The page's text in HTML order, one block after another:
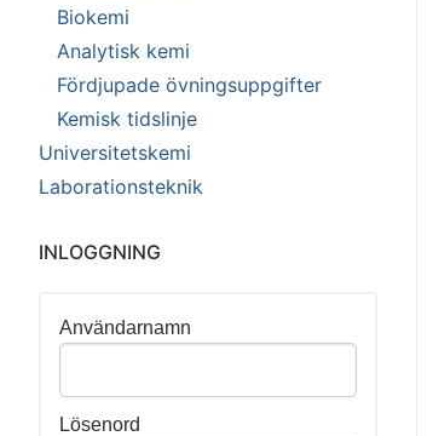
Biokemi
Analytisk kemi
Fördjupade övningsuppgifter
Kemisk tidslinje
Universitetskemi
Laborationsteknik
INLOGGNING
Användarnamn
Lösenord